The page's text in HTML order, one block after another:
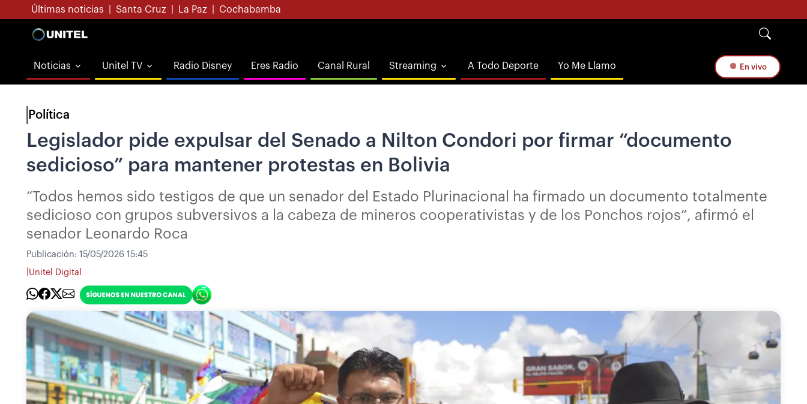
Últimas noticias Santa Cruz La Paz Cochabamba
Noticias Unitel TV Radio Disney Eres Radio Canal Rural Streaming A Todo Deporte Yo Me Llamo En vivo
Política
Legislador pide expulsar del Senado a Nilton Condori por firmar “documento
sedicioso” para mantener protestas en Bolivia
“Todos hemos sido testigos de que un senador del Estado Plurinacional ha firmado un documento totalmente
sedicioso con grupos subversivos a la cabeza de mineros cooperativistas y de los Ponchos rojos”, afirmó el
senador Leonardo Roca
Publicación: 15/05/2026 15:45
Unitel Digital